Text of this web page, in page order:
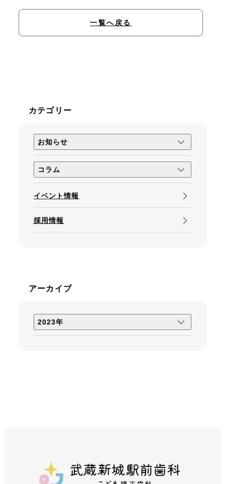
一覧へ戻る
カテゴリー
お知らせ
コラム
矯正について
イベント情報
採用情報
アーカイブ
2023年
武蔵新城駅前歯科こども矯正歯科